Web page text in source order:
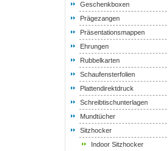
Geschenkboxen
Prägezangen
Präsentationsmappen
Ehrungen
Rubbelkarten
Schaufensterfolien
Plattendirektdruck
Schreibtischunterlagen
Mundtücher
Sitzhocker
Indoor Sitzhocker